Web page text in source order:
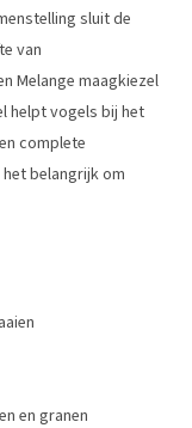
sluit de
van
Melange maagkiezel
helpt vogels bij het
complete
belangrijk om
en granen